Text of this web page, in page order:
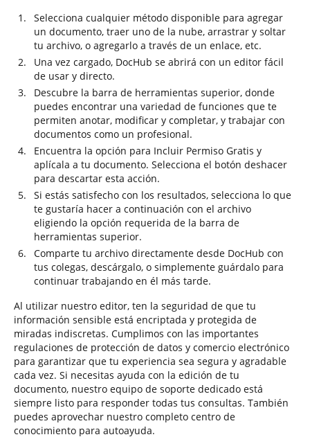
Selecciona cualquier método disponible para agregar
un documento, traer uno de la nube, arrastrar y soltar
tu archivo, o agregarlo a través de un enlace, etc.
Una vez cargado, DocHub se abrirá con un editor fácil
de usar y directo.
Descubre la barra de herramientas superior, donde
puedes encontrar una variedad de funciones que te
permiten anotar, modificar y completar, y trabajar con
documentos como un profesional.
Encuentra la opción para Incluir Permiso Gratis y
aplícala a tu documento. Selecciona el botón deshacer
para descartar esta acción.
Si estás satisfecho con los resultados, selecciona lo que
te gustaría hacer a continuación con el archivo
eligiendo la opción requerida de la barra de
herramientas superior.
Comparte tu archivo directamente desde DocHub con
tus colegas, descárgalo, o simplemente guárdalo para
continuar trabajando en él más tarde.
Al utilizar nuestro editor, ten la seguridad de que tu
información sensible está encriptada y protegida de
miradas indiscretas. Cumplimos con las importantes
regulaciones de protección de datos y comercio electrónico
para garantizar que tu experiencia sea segura y agradable
cada vez. Si necesitas ayuda con la edición de tu
documento, nuestro equipo de soporte dedicado está
siempre listo para responder todas tus consultas. También
puedes aprovechar nuestro completo centro de
conocimiento para autoayuda.